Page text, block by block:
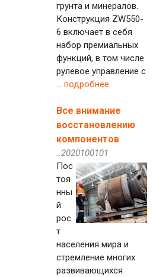
грунта и минералов.
Конструкция ZW550-
6 включает в себя
набор премиальных
функций, в том числе
рулевое управление с
... подробнее
Все внимание
восстановлению
компонентов
..2020100101
Пос
тоя
нны
й
рос
т
населения мира и
стремление многих
развивающихся